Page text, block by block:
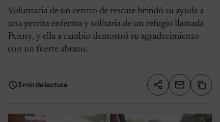
Voluntaria de un centro de rescate brindó su ayuda a
una perrita enferma y solitaria de un refugio llamada
Penny, y ella a cambio demostró su agradecimiento
con un fuerte abrazo.
3 min de lectura Compartir